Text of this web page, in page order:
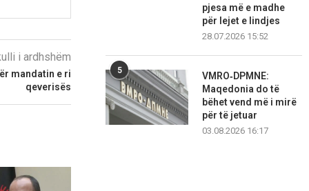
i ardhshëm
mandatin e ri
qeverisës
pjesa më e madhe
për lejet e lindjes
28.07.2026 15:52
5
VMRO‑DPMNE:
Maqedonia do të
bëhet vend më i mirë
për të jetuar
03.08.2026 16:17